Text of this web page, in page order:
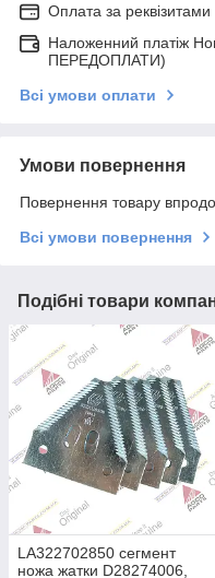
Оплата за реквізитами
Наложенний платіж
ПЕРЕДОПЛАТИ)
Всі умови оплати
Умови повернення
Повернення товару
Всі умови повернення
Подібні товари
LA322702850 сегмент
ножа жатки D28274006,